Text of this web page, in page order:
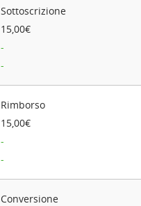
Sottoscrizione
15,00€
-
-
Rimborso
15,00€
-
-
Conversione